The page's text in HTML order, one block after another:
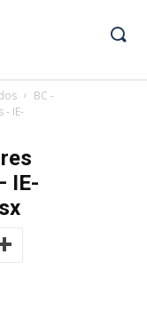
BC -
IE-
IE-